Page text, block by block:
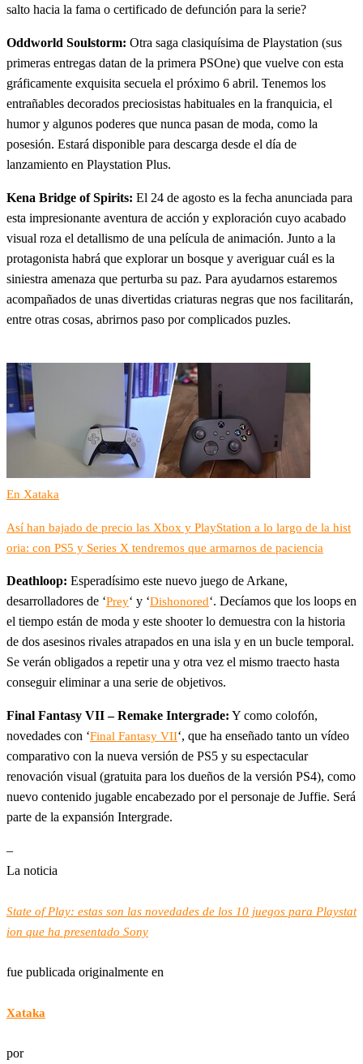
salto hacia la fama o certificado de defunción para la serie?
Oddworld Soulstorm: Otra saga clasiquísima de Playstation (sus
primeras entregas datan de la primera PSOne) que vuelve con esta
gráficamente exquisita secuela el próximo 6 abril. Tenemos los
entrañables decorados preciosistas habituales en la franquicia, el
humor y algunos poderes que nunca pasan de moda, como la
posesión. Estará disponible para descarga desde el día de
lanzamiento en Playstation Plus.
Kena Bridge of Spirits: El 24 de agosto es la fecha anunciada para
esta impresionante aventura de acción y exploración cuyo acabado
visual roza el detallismo de una película de animación. Junto a la
protagonista habrá que explorar un bosque y averiguar cuál es la
siniestra amenaza que perturba su paz. Para ayudarnos estaremos
acompañados de unas divertidas criaturas negras que nos facilitarán,
entre otras cosas, abrirnos paso por complicados puzles.
En Xataka
Así han bajado de precio las Xbox y PlayStation a lo largo de la hist
oria: con PS5 y Series X tendremos que armarnos de paciencia
Deathloop: Esperadísimo este nuevo juego de Arkane,
desarrolladores de ‘Prey‘ y ‘Dishonored‘. Decíamos que los loops en
el tiempo están de moda y este shooter lo demuestra con la historia
de dos asesinos rivales atrapados en una isla y en un bucle temporal.
Se verán obligados a repetir una y otra vez el mismo traecto hasta
conseguir eliminar a una serie de objetivos.
Final Fantasy VII – Remake Intergrade: Y como colofón,
novedades con ‘Final Fantasy VII‘, que ha enseñado tanto un vídeo
comparativo con la nueva versión de PS5 y su espectacular
renovación visual (gratuita para los dueños de la versión PS4), como
nuevo contenido jugable encabezado por el personaje de Juffie. Será
parte de la expansión Intergrade.
–
La noticia
State of Play: estas son las novedades de los 10 juegos para Playstat
ion que ha presentado Sony
fue publicada originalmente en
Xataka
por